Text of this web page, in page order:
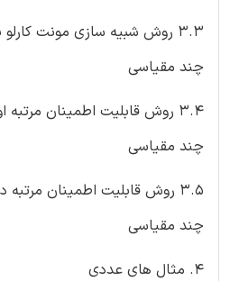
3.3 روش شبیه سازی مونت
چند مقیاسی
3.4 روش قابلیت اطمینان
چند مقیاسی
3.5 روش قابلیت اطمینان
چند مقیاسی
4. مثال های عددی